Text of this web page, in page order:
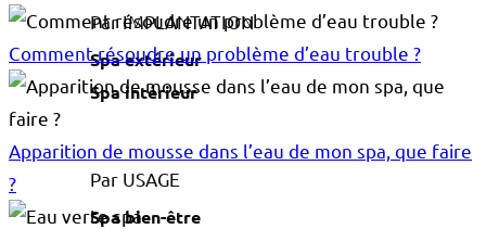
Par IMPLANTATION
Spa extérieur
Spa intérieur
Par USAGE
Spa bien-être
Comment résoudre un problème d’eau trouble ?
Apparition de mousse dans l’eau de mon spa, que faire
?